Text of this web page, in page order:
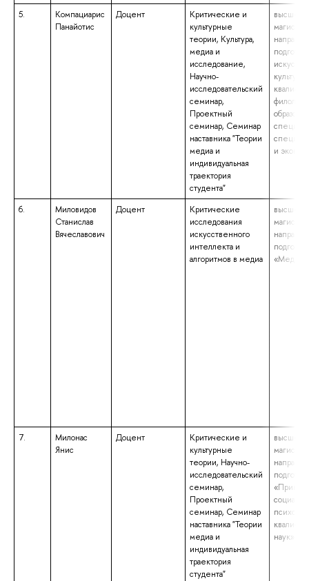
5.
Компациарис
Панайотис
Доцент
Критические и
культурные
теории, Культура,
медиа и
исследование,
Научно-
исследовательский
семинар,
Проектный
семинар, Семинар
наставника "Теории
медиа и
индивидуальная
траектория
студента"
высшее
и
6.
Миловидов
Станислав
Вячеславович
Доцент
Критические
исследования
искусственного
интеллекта и
алгоритмов в медиа
высшее
7.
Милонас
Янис
Доцент
Критические и
культурные
теории, Научно-
исследовательский
семинар,
Проектный
семинар, Семинар
наставника "Теории
медиа и
индивидуальная
траектория
студента"
высшее
наук»